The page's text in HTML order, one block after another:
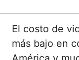
El costo de
más bajo en